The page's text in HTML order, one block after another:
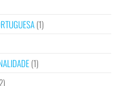
(1)
(1)